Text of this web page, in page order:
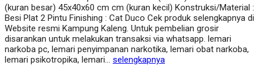
(kuran besar) 45x40x60 cm cm (kuran kecil) Konstruksi/Material :
Besi Plat 2 Pintu Finishing : Cat Duco Cek produk selengkapnya di
Website resmi Kampung Kaleng. Untuk pembelian grosir
disarankan untuk melakukan transaksi via whatsapp. lemari
narkoba pc, lemari penyimpanan narkotika, lemari obat narkoba,
lemari psikotropika, lemari… selengkapnya